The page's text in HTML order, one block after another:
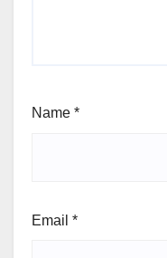
Name *
Email *